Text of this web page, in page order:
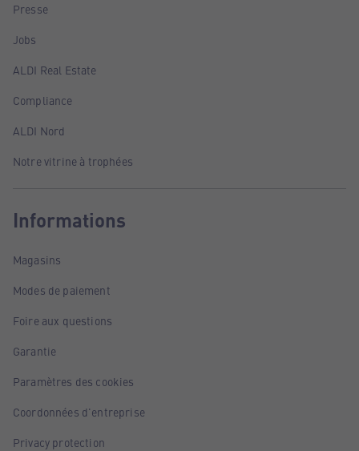
Presse
Jobs
ALDI Real Estate
Compliance
ALDI Nord
Notre vitrine à trophées
Informations
Magasins
Modes de paiement
Foire aux questions
Garantie
Paramètres des cookies
Coordonnées d'entreprise
Privacy protection